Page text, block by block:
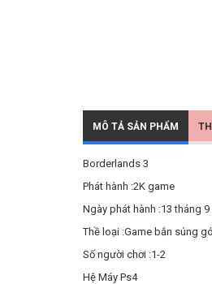
MÔ TẢ SẢN PHẨM
Borderlands 3
Phát hành :2K game
Ngày phát hành :13 tháng 9
Thề loại :Game bắn súng
Số người chơi :1-2
Hệ Máy Ps4